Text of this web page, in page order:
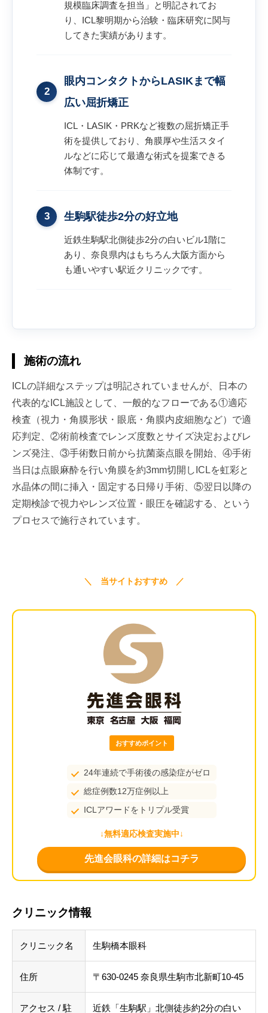
規模臨床調査を担当」と明記されてお
り、ICL黎明期から治験・臨床研究に関与
してきた実績があります。
2
眼内コンタクトからLASIKまで幅
広い屈折矯正
ICL・LASIK・PRKなど複数の屈折矯正手
術を提供しており、角膜厚や生活スタイ
ルなどに応じて最適な術式を提案できる
体制です。
3 生駒駅徒歩2分の好立地
近鉄生駒駅北側徒歩2分の白いビル1階に
あり、奈良県内はもちろん大阪方面から
も通いやすい駅近クリニックです。
施術の流れ
ICLの詳細なステップは明記されていませんが、日本の
代表的なICL施設として、一般的なフローである①適応
検査（視力・角膜形状・眼底・角膜内皮細胞など）で適
応判定、②術前検査でレンズ度数とサイズ決定およびレ
ンズ発注、③手術数日前から抗菌薬点眼を開始、④手術
当日は点眼麻酔を行い角膜を約3mm切開しICLを虹彩と
水晶体の間に挿入・固定する日帰り手術、⑤翌日以降の
定期検診で視力やレンズ位置・眼圧を確認する、という
プロセスで施行されています。
＼ 当サイトおすすめ ／
おすすめポイント
24年連続で手術後の感染症がゼロ
総症例数12万症例以上
ICLアワードをトリプル受賞
↓無料適応検査実施中↓
先進会眼科の詳細はコチラ
クリニック情報
クリニック名 生駒橋本眼科
住所 〒630-0245 奈良県生駒市北新町10-45
アクセス / 駐 近鉄「生駒駅」北側徒歩約2分の白い